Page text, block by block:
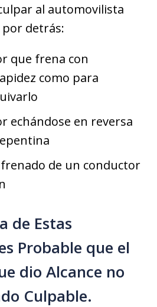
al automovilista
detrás:
que frena con
como para
echándose en reversa
frenado de un conductor
de Estas
Probable que el
dio Alcance no
Culpable.